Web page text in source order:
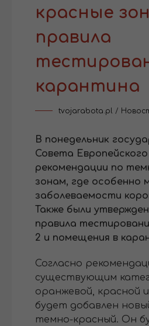
красные
правила
карантина
tvojarabota.pl /
В понедельник
Совета
рекомендации по
зонам, где особенно
заболеваемости
Также были
правила
2 и помещения в
Согласно
существующим
оранжевой, красной
будет добавлен
темно-красный. Он